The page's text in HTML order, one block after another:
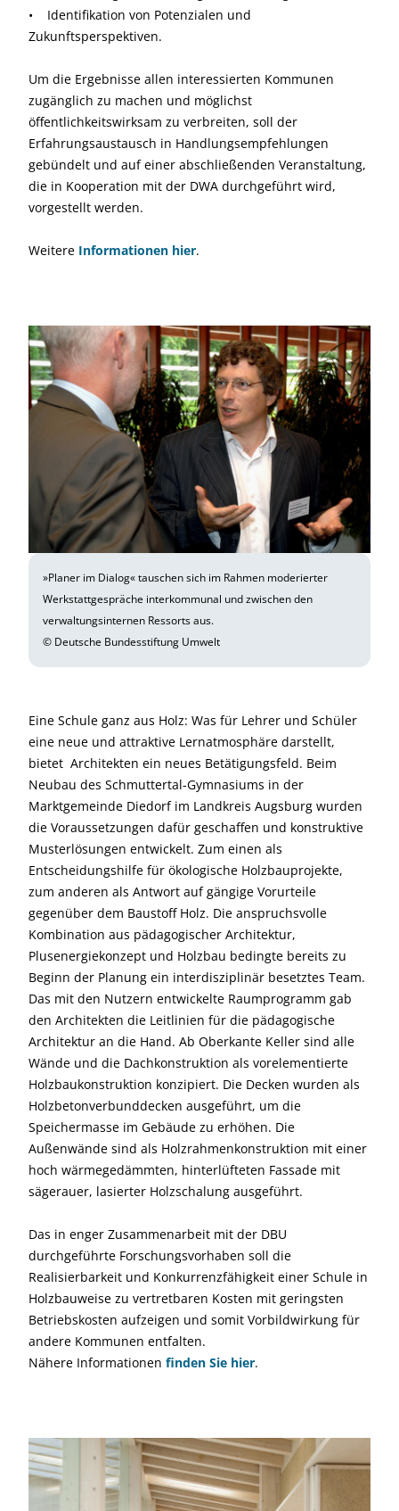
• Identifikation von Potenzialen und
Zukunftsperspektiven.
Um die Ergebnisse allen interessierten Kommunen
zugänglich zu machen und möglichst
öffentlichkeitswirksam zu verbreiten, soll der
Erfahrungsaustausch in Handlungs­empfehlungen
gebündelt und auf einer abschließenden Veranstaltung,
die in Kooperation mit der DWA durchgeführt wird,
vorgestellt werden.
Weitere Informationen hier.
»Planer im Dialog« tauschen sich im Rahmen moderierter
Werkstattgespräche interkommunal und zwischen den
verwaltungsinternen Ressorts aus.
© Deutsche Bundesstiftung Umwelt
Eine Schule ganz aus Holz: Was für Lehrer und Schüler
eine neue und attraktive Lernatmosphäre darstellt,
bietet Architekten ein neues Betätigungsfeld. Beim
Neubau des Schmuttertal-Gymnasiums in der
Marktgemeinde Diedorf im Landkreis Augsburg wurden
die Voraussetzungen dafür geschaffen und konstruktive
Musterlösungen entwickelt. Zum einen als
Entscheidungshilfe für ökologische Holzbauprojekte,
zum anderen als Antwort auf gängige Vorurteile
gegenüber dem Baustoff Holz. Die anspruchsvolle
Kombination aus pädagogischer Architektur,
Plusenergiekonzept und Holzbau bedingte bereits zu
Beginn der Planung ein interdisziplinär besetztes Team.
Das mit den Nutzern entwickelte Raumprogramm gab
den Architekten die Leitlinien für die pädagogische
Architektur an die Hand. Ab Oberkante Keller sind alle
Wände und die Dachkonstruktion als vorelementierte
Holzbaukonstruktion konzipiert. Die Decken wurden als
Holzbetonverbunddecken ausgeführt, um die
Speichermasse im Gebäude zu erhöhen. Die
Außenwände sind als Holzrahmenkonstruktion mit einer
hoch wärmegedämmten, hinterlüfteten Fassade mit
sägerauer, lasierter Holzschalung ausgeführt.
Das in enger Zusammenarbeit mit der DBU
durchgeführte Forschungsvorhaben soll die
Realisierbarkeit und Konkurrenzfähigkeit einer Schule in
Holzbauweise zu vertretbaren Kosten mit geringsten
Betriebskosten aufzeigen und somit Vorbildwirkung für
andere Kommunen entfalten.
Nähere Informationen finden Sie hier.